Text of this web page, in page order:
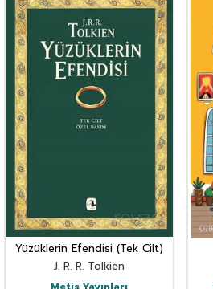
Yüzüklerin Efendisi (Tek Cilt)
J. R. R. Tolkien